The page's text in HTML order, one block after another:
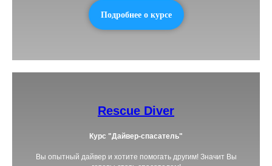
Подробнее о курсе
Rescue Diver
Курс "Дайвер-спасатель"
Вы опытный дайвер и хотите помогать другим! Значит Вы